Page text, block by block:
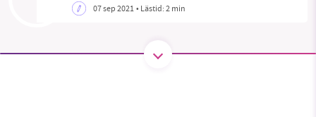
07 sep 2021• Lästid:2 min